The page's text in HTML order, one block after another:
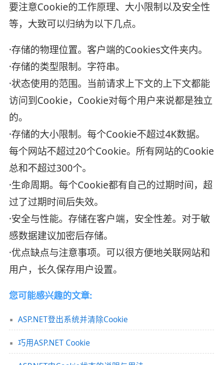
要注意Cookie的工作原理、大小限制以及安全性
等，大致可以归纳为以下几点。
·存储的物理位置。客户端的Cookies文件夹内。
·存储的类型限制。字符串。
·状态使用的范围。当前请求上下文的上下文都能
访问到Cookie，Cookie对每个用户来说都是独立
的。
·存储的大小限制。每个Cookie不超过4K数据。
每个网站不超过20个Cookie。所有网站的Cookie
总和不超过300个。
·生命周期。每个Cookie都有自己的过期时间，超
过了过期时间后失效。
·安全与性能。存储在客户端，安全性差。对于敏
感数据建议加密后存储。
·优点缺点与注意事项。可以很方便地关联网站和
用户，长久保存用户设置。
您可能感兴趣的文章:
ASP.NET登出系统并清除Cookie
巧用ASP.NET Cookie